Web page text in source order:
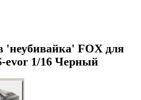
'неубивайка' FOX для
evor 1/16 Черный